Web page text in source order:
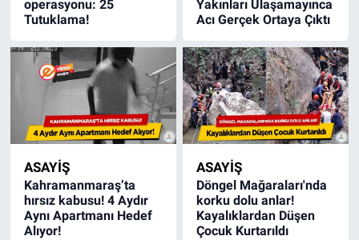
operasyonu: 25
Tutuklama!
Yakınları Ulaşamayınca
Acı Gerçek Ortaya Çıktı
ASAYİŞ
Kahramanmaraş’ta
hırsız kabusu! 4 Aydır
Aynı Apartmanı Hedef
Alıyor!
ASAYİŞ
Döngel Mağaraları'nda
korku dolu anlar!
Kayalıklardan Düşen
Çocuk Kurtarıldı